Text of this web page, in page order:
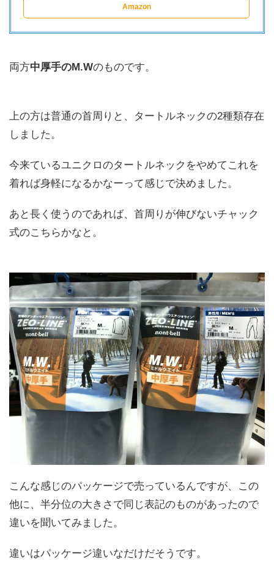
Amazon
両方中厚手のM.Wのものです。
上の方は普通の首周りと、タートルネックの2種類存在
しました。
今来ているユニクロのタートルネックをやめてこれを
着れば身軽になるかなーって感じで決めました。
あと長く使うのであれば、首周りが伸びないチャック
式のこちらかなと。
こんな感じのパッケージで売っているんですが、この
他に、半分位の大きさで同じ表記のものがあったので
違いを聞いてみました。
違いはパッケージ違いなだけだそうです。